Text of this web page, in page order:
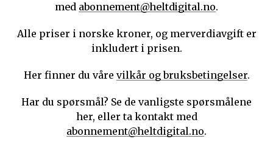
med abonnement@heltdigital.no.
Alle priser i norske kroner, og merverdiavgift er
inkludert i prisen.
Her finner du våre vilkår og bruksbetingelser.
Har du spørsmål? Se de vanligste spørsmålene
her, eller ta kontakt med
abonnement@heltdigital.no.